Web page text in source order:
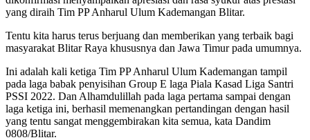
yang diraih Tim PP Anharul Ulum Kademangan Blitar.
Tentu kita harus terus berjuang dan memberikan yang terbaik bagi
masyarakat Blitar Raya khususnya dan Jawa Timur pada umumnya.
Ini adalah kali ketiga Tim PP Anharul Ulum Kademangan tampil
pada laga babak penyisihan Group E laga Piala Kasad Liga Santri
PSSI 2022. Dan Alhamdulillah pada laga pertama sampai dengan
laga ketiga ini, berhasil memenangkan pertandingan dengan hasil
yang tentu sangat menggembirakan kita semua, kata Dandim
0808/Blitar.